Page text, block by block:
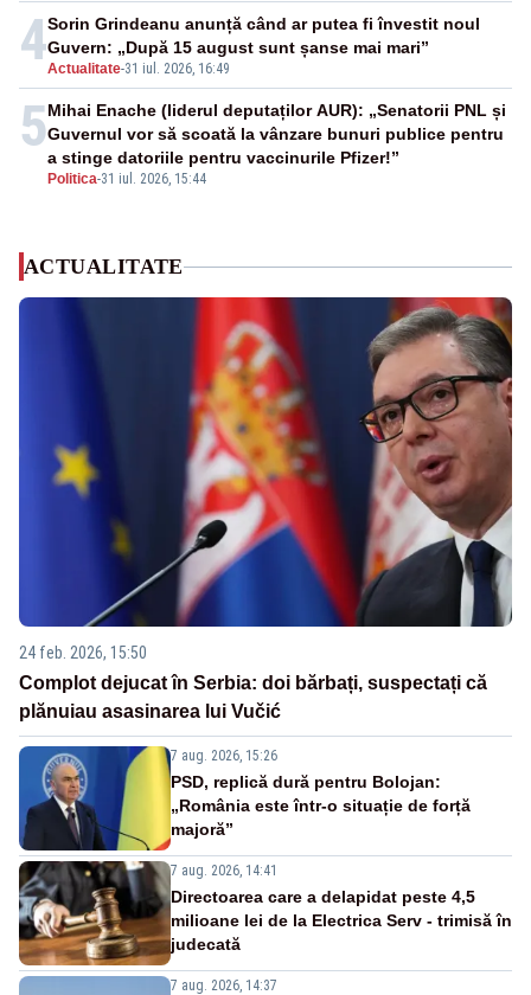
4Actualitate-31 iul. 2026, 16:49
Sorin Grindeanu anunță când ar putea fi învestit noul
Guvern: „După 15 august sunt șanse mai mari”
5
Politica-31 iul. 2026, 15:44
Mihai Enache (liderul deputaților AUR): „Senatorii PNL și
Guvernul vor să scoată la vânzare bunuri publice pentru
a stinge datoriile pentru vaccinurile Pfizer!”
ACTUALITATE
24 feb. 2026, 15:50
Complot dejucat în Serbia: doi bărbați, suspectați că
plănuiau asasinarea lui Vučić
7 aug. 2026, 15:26
PSD, replică dură pentru Bolojan:
„România este într-o situație de forță
majoră”
7 aug. 2026, 14:41
Directoarea care a delapidat peste 4,5
milioane lei de la Electrica Serv - trimisă în
judecată
7 aug. 2026, 14:37